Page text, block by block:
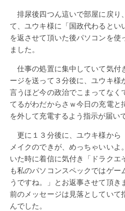
排尿後四つん這いで部屋に戻り
て、ユウキ様に「国政代わるとい
を返させて頂いた後パソコンを使
ました。
仕事の処置に集中していて気付
ージを送って３分後に、ユウキ様
言うほど今の政治でこまってなく
てるがわだからさｗ今日の充電と
を外して充電するよう指示が届い
更に１３分後に、ユウキ様から
メイクのできが、めっちゃいい
いた時に着信に気付き「ドラクエ
も私のパソコンスペックではゲー
うですね。」とお返事させて頂き
前のメッセージは見落としていて
んでした。